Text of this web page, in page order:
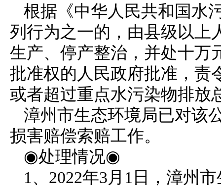
根据《中华人民共和国水
列行为之一的，由县级以上
生产、停产整治，并处十万
批准权的人民政府批准，
或者超过重点水污染物排
漳州市生态环境局已对该
损害赔偿索赔工作。
◉处理情况◉
1、2022年3月1日，漳州